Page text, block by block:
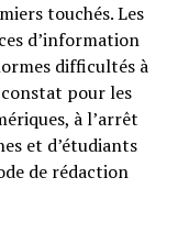
touchés. Les
d’information
difficultés à
pour les
à l’arrêt
et d’étudiants
de rédaction